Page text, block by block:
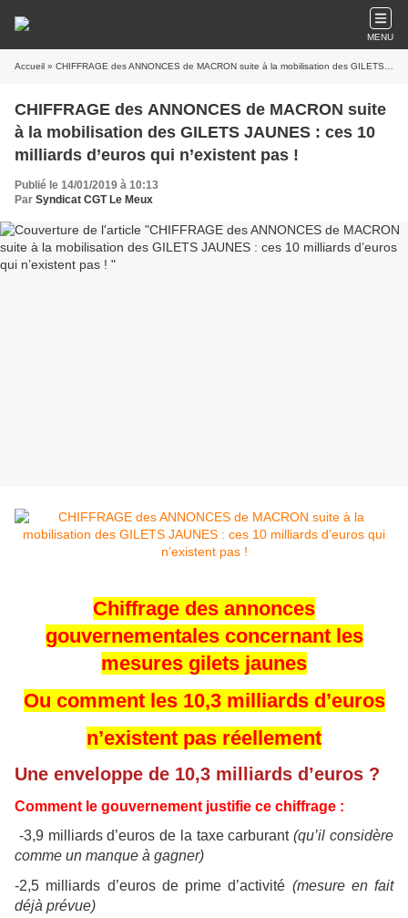
MENU
Accueil » CHIFFRAGE des ANNONCES de MACRON suite à la mobilisation des GILETS JAUNES : ces 10 milliards d’euros qui n’existent pas !
CHIFFRAGE des ANNONCES de MACRON suite
à la mobilisation des GILETS JAUNES : ces 10
milliards d’euros qui n’existent pas !
Publié le 14/01/2019 à 10:13
Par Syndicat CGT Le Meux
Chiffrage des annonces
gouvernementales concernant les
mesures gilets jaunes
Ou comment les 10,3 milliards d’euros
n’existent pas réellement
Une enveloppe de 10,3 milliards d’euros ?
Comment le gouvernement justifie ce chiffrage :
-3,9 milliards d’euros de la taxe carburant(qu’il considère
comme un manque à gagner)
-2,5 milliards d’euros de prime d’activité (mesure en fait
déjà prévue)